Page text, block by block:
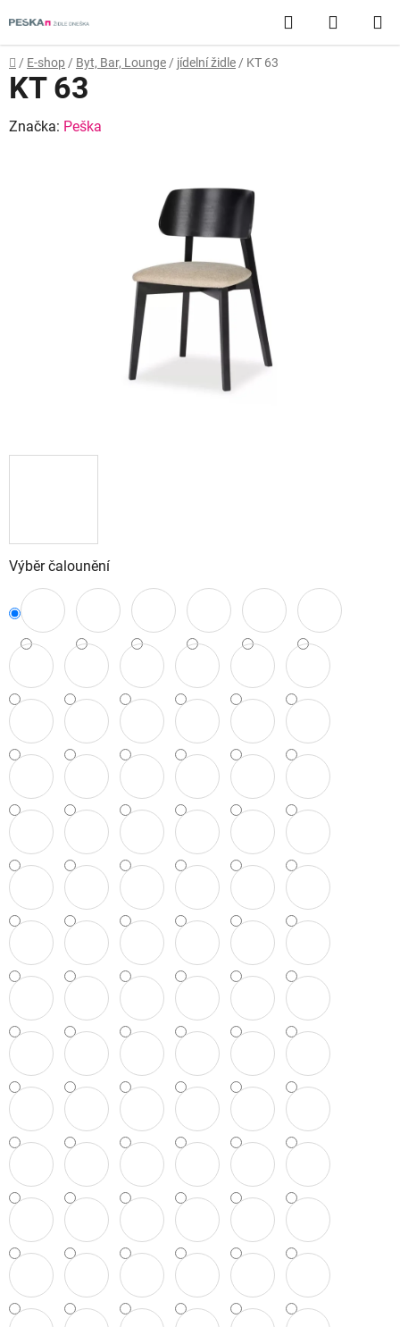
na
obsah
Hledat
KOŠÍK
Domů
/ E-shop / Byt, Bar, Lounge / jídelní židle / KT 63
Výběr čalounění
KT 63
Značka: Peška